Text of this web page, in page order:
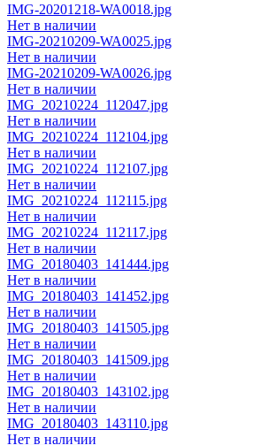
IMG-20201218-WA0018.jpg
Нет в наличии
IMG-20210209-WA0025.jpg
Нет в наличии
IMG-20210209-WA0026.jpg
Нет в наличии
IMG_20210224_112047.jpg
Нет в наличии
IMG_20210224_112104.jpg
Нет в наличии
IMG_20210224_112107.jpg
Нет в наличии
IMG_20210224_112115.jpg
Нет в наличии
IMG_20210224_112117.jpg
Нет в наличии
IMG_20180403_141444.jpg
Нет в наличии
IMG_20180403_141452.jpg
Нет в наличии
IMG_20180403_141505.jpg
Нет в наличии
IMG_20180403_141509.jpg
Нет в наличии
IMG_20180403_143102.jpg
Нет в наличии
IMG_20180403_143110.jpg
Нет в наличии